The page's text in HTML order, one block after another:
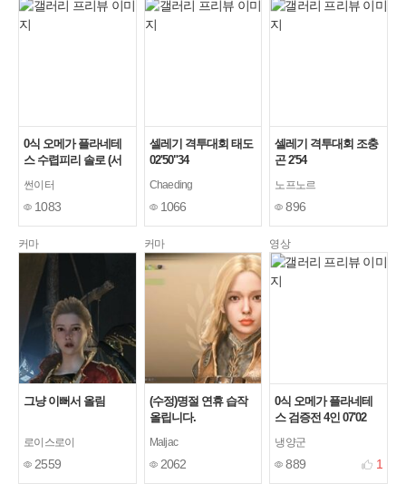
0식 오메가 플라네테
스 수렵피리 솔로 (서
썬이터
1083
셀레기 격투대회 태도
02'50"34
Chaeding
1066
셀레기 격투대회 조충
곤 2'54
노프노르
896
커마
그냥 이뻐서 올림
로이스로이
2559
커마
(수정)명절 연휴 습작
올립니다.
Maljac
2062
영상
0식 오메가 플라네테
스 검증전 4인 07'02
리,수렵피리)
냉양군
889 1